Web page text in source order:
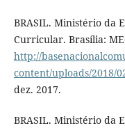
BRASIL. Ministério da
Curricular. Brasília:
http://
content/uploads/2018/
dez. 2017.
BRASIL. Ministério da